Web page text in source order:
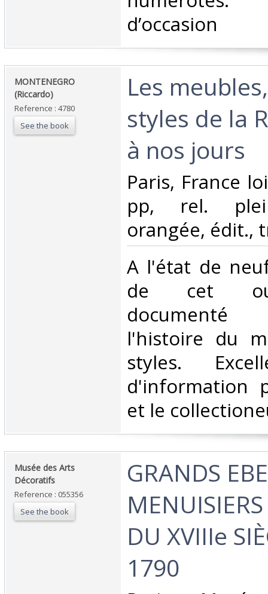
d’occasion ‎
‎MONTENEGRO
(Riccardo)‎
Reference : 4780
See the book
‎Les
styles de la
à nos jours‎
‎Paris, France
pp, rel.
orangée, édit.,
‎A l'état de
de cet
documenté
l'histoire du
styles.
d'information
et le
‎Musée des Arts
Décoratifs ‎
Reference : 055356
See the book
‎GRANDS
DU XVIIIe
1790 ‎